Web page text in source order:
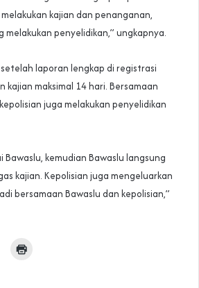
kajian dan penanganan,
melakukan penyelidikan,” ungkapnya.
laporan lengkap di registrasi
kajian maksimal 14 hari. Bersamaan
juga melakukan penyelidikan
Bawaslu, kemudian Bawaslu langsung
kajian. Kepolisian juga mengeluarkan
bersamaan Bawaslu dan kepolisian,”